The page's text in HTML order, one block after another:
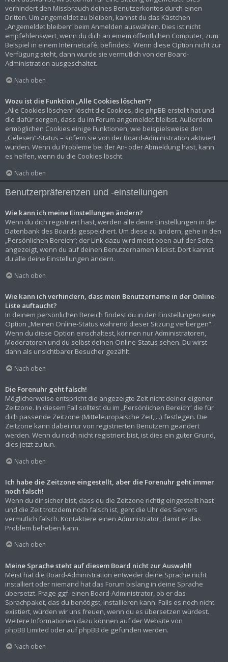
verhindert den Missbrauch deines Benutzerkontos durch einen
Dritten. Um angemeldet zu bleiben, kannst du das Kästchen
„Angemeldet bleiben“ beim Anmelden auswählen. Dies ist nicht
empfehlenswert, wenn du dich an einem öffentlichen Computer, zum
Beispiel in einem Internetcafé, befindest. Wenn diese Option nicht zur
Verfügung steht, dann wurde sie vermutlich von der Board-
Administration ausgeschaltet.
Nach oben
Wozu ist die Funktion „Alle Cookies löschen“?
„Alle Cookies löschen“ löscht die Cookies, die phpBB erstellt hat und
die dafür sorgen, dass du im Forum angemeldet bleibst. Außerdem
ermöglichen Cookies einige Funktionen, wie beispielsweise den
„Gelesen“-Status – sofern sie von der Board-Administration aktiviert
wurden. Wenn du Probleme bei der An- oder Abmeldung hast, kann
es helfen, wenn du die Cookies löscht.
Nach oben
Benutzerpräferenzen und -einstellungen
Wie kann ich meine Einstellungen ändern?
Wenn du dich registriert hast, werden alle deine Einstellungen in der
Datenbank des Boards gespeichert. Um diese zu ändern, gehe in den
„Persönlichen Bereich“; der Link dazu wird meist oben auf der Seite
angezeigt, wenn du auf deinen Benutzernamen klickst. Dort kannst
du alle deine Einstellungen ändern.
Nach oben
Wie kann ich verhindern, dass mein Benutzername in der Online-
Liste auftaucht?
In deinem persönlichen Bereich findest du in den Einstellungen eine
Option „Meinen Online-Status während dieser Sitzung verbergen“.
Wenn du diese Option einschaltest, können nur Administratoren,
Moderatoren und du selbst deinen Online-Status sehen. Du wirst
dann als unsichtbarer Besucher gezählt.
Nach oben
Die Forenuhr geht falsch!
Möglicherweise entspricht die angezeigte Zeit nicht deiner eigenen
Zeitzone. In diesem Fall solltest du im „Persönlichen Bereich“ die für
dich passende Zeitzone (Mitteleuropäische Zeit, ...) festlegen. Die
Zeitzone kann dabei nur von registrierten Benutzern geändert
werden. Wenn du noch nicht registriert bist, ist dies ein guter Grund,
dies jetzt zu tun.
Nach oben
Ich habe die Zeitzone eingestellt, aber die Forenuhr geht immer
noch falsch!
Wenn du dir sicher bist, dass du die Zeitzone richtig eingestellt hast
und die Zeit trotzdem noch falsch ist, geht die Uhr des Servers
vermutlich falsch. Kontaktiere einen Administrator, damit er das
Problem beheben kann.
Nach oben
Meine Sprache steht auf diesem Board nicht zur Auswahl!
Meist hat die Board-Administration entweder deine Sprache nicht
installiert oder niemand hat das Forum bislang in deine Sprache
übersetzt. Frage ggf. einen Board-Administrator, ob er das
Sprachpaket, das du benötigst, installieren kann. Falls es noch nicht
existiert, würden wir uns freuen, wenn du es übersetzen würdest.
Weitere Informationen dazu können auf der Website von
phpBB Limited oder aufphpBB.de gefunden werden.
Nach oben